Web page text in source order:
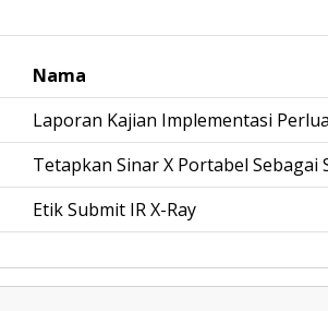
Nama
Laporan Kajian Implementasi
Tetapkan Sinar X Portabel Sebagai
Etik Submit IR X-Ray